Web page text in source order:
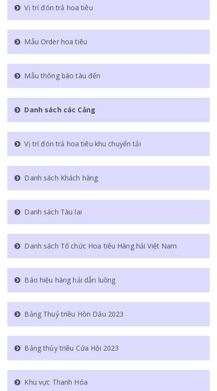
Vị trí đón trả hoa tiêu
Mẫu Order hoa tiêu
Mẫu thông báo tàu đến
Danh sách các Cảng
Vị trí đón trả hoa tiêu khu chuyển tải
Danh sách Khách hàng
Danh sách Tàu lai
Danh sách Tổ chức Hoa tiêu Hàng hải Việt Nam
Báo hiệu hàng hải dẫn luồng
Bảng Thuỷ triều Hòn Dáu 2023
Bảng thủy triều Cửa Hội 2023
Khu vực Thanh Hóa